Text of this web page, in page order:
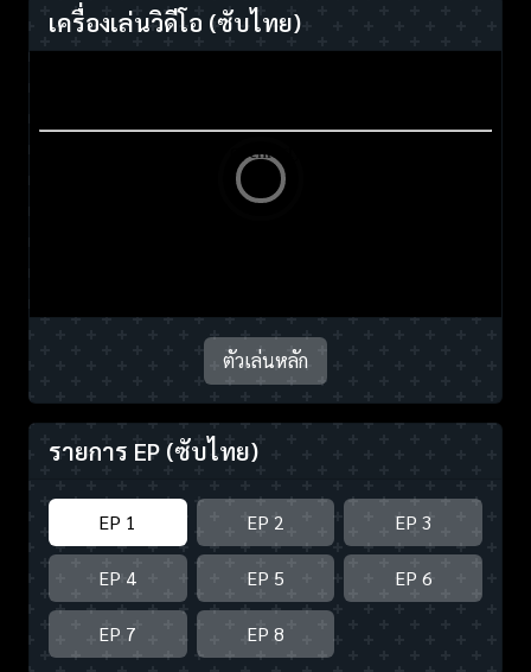
เครื่องเล่นวิดีโอ (ซับไทย)
ตัวเล่นหลัก
รายการ EP (ซับไทย)
EP 1 EP 2 EP 3
EP 4 EP 5 EP 6
EP 7 EP 8